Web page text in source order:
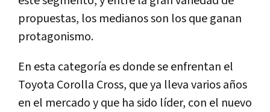
propuestas, los medianos son los que ganan
protagonismo.
En esta categoría es donde se enfrentan el
Toyota Corolla Cross, que ya lleva varios años
en el mercado y que ha sido líder, con el nuevo